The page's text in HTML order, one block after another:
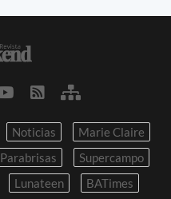
Noticias
Marie Claire
Parabrisas
Supercampo
Lunateen BATimes